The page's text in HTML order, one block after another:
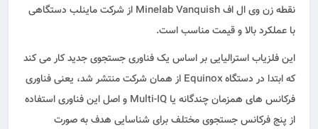
نقطه زن وی ال اف Minelab Vanquish از شرکت ماینلب دستگاهی
با عملکرد بالا و قیمت مناسب است.
این فلزیاب استرالیایی بر اساس یک فناوری جستجوی جدید کار می کند
که ابتدا در دستگاه Equinox از همان شرکت منتشر شد، یعنی فناوری
فرکانس‌ های همزمان چندگانه یا Multi-IQ و اصل این فناوری استفاده
از پنج فرکانس جستجوی مختلف برای شناسایی هدف به صورت